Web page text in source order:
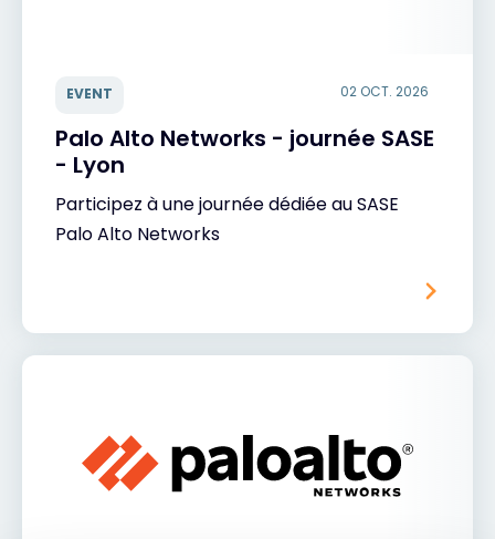
EVENT 02 OCT. 2026
Palo Alto Networks - journée SASE
- Lyon
Participez à une journée dédiée au SASE
Palo Alto Networks